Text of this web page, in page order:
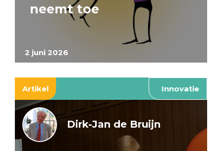
2 juni 2026
neemt toe
Artikel Innovatie
Dirk-Jan de Bruijn